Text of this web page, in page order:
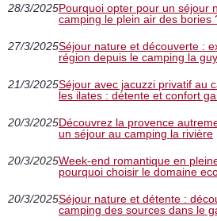
28/3/2025Pourquoi opter pour un séjour
camping le plein air des bories
27/3/2025Séjour nature et découverte :
région depuis le camping la
21/3/2025Séjour avec jacuzzi privatif au
les ilates : détente et confort
20/3/2025Découvrez la provence
un séjour au camping la rivière
20/3/2025Week-end romantique en
pourquoi choisir le domaine
20/3/2025Séjour nature et détente :
camping des sources dans le